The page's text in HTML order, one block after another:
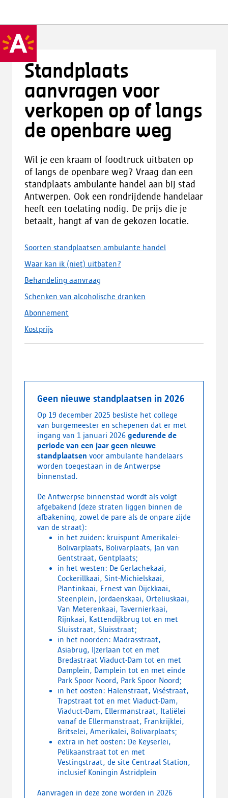
Standplaats
aanvragen voor
verkopen op of langs
de openbare weg
Wil je een kraam of foodtruck uitbaten op
of langs de openbare weg? Vraag dan een
standplaats ambulante handel aan bij stad
Antwerpen. Ook een rondrijdende handelaar
heeft een toelating nodig. De prijs die je
betaalt, hangt af van de gekozen locatie.
Soorten standplaatsen ambulante handel
Waar kan ik (niet) uitbaten?
Behandeling aanvraag
Schenken van alcoholische dranken
Abonnement
Kostprijs
Geen nieuwe standplaatsen in 2026
Op 19 december 2025 besliste het college
van burgemeester en schepenen dat er met
ingang van 1 januari 2026 gedurende de
periode van een jaar geen nieuwe
standplaatsen voor ambulante handelaars
worden toegestaan in de Antwerpse
binnenstad.
De Antwerpse binnenstad wordt als volgt
afgebakend (deze straten liggen binnen de
afbakening, zowel de pare als de onpare zijde
van de straat):
in het zuiden: kruispunt Amerikalei-
Bolivarplaats, Bolivarplaats, Jan van
Gentstraat, Gentplaats;
in het westen: De Gerlachekaai,
Cockerillkaai, Sint-Michielskaai,
Plantinkaai, Ernest van Dijckkaai,
Steenplein, Jordaenskaai, Orteliuskaai,
Van Meterenkaai, Tavernierkaai,
Rijnkaai, Kattendijkbrug tot en met
Sluisstraat, Sluisstraat;
in het noorden: Madrasstraat,
Asiabrug, IJzerlaan tot en met
Bredastraat Viaduct-Dam tot en met
Damplein, Damplein tot en met einde
Park Spoor Noord, Park Spoor Noord;
in het oosten: Halenstraat, Viséstraat,
Trapstraat tot en met Viaduct-Dam,
Viaduct-Dam, Ellermanstraat, Italiëlei
vanaf de Ellermanstraat, Frankrijklei,
Britselei, Amerikalei, Bolivarplaats;
extra in het oosten: De Keyserlei,
Pelikaanstraat tot en met
Vestingstraat, de site Centraal Station,
inclusief Koningin Astridplein
Aanvragen in deze zone worden in 2026